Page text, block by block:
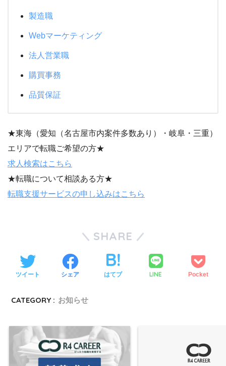
製造職
Webマーケティング
法人営業職
購買事務
品質保証
★東海（愛知（名古屋市内案件多数あり）・岐阜・三重）
エリアで転職ご希望の方★
求人検索はこちら
★転職について相談ある方★
転職支援サービスの申し込みはこちら
SHARE
ツイート シェア はてブ LINE Pocket
CATEGORY : お知らせ